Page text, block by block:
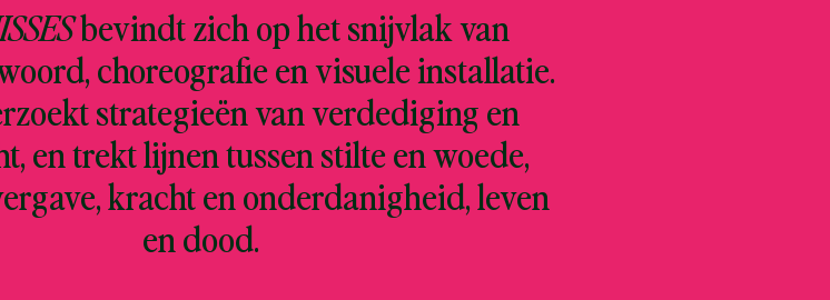
bevindt zich op het snijvlak van
choreografie en visuele installatie.
strategieën van verdediging en
en trekt lijnen tussen stilte en woede,
kracht en onderdanigheid, leven
en dood.